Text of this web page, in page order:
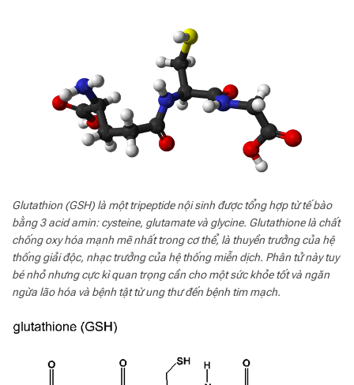
độc
cơ
thể
Glutathion (GSH) là một tripeptide nội sinh được tổng hợp từ tế bào
bằng 3 acid amin: cysteine, glutamate và glycine. Glutathione là chất
chống oxy hóa mạnh mẽ nhất trong cơ thể, là thuyền trưởng của hệ
thống giải độc, nhạc trưởng của hệ thống miễn dịch. Phân tử này tuy
bé nhỏ nhưng cực kì quan trọng cần cho một sức khỏe tốt và ngăn
ngừa lão hóa và bệnh tật từ ung thư đến bệnh tim mạch.